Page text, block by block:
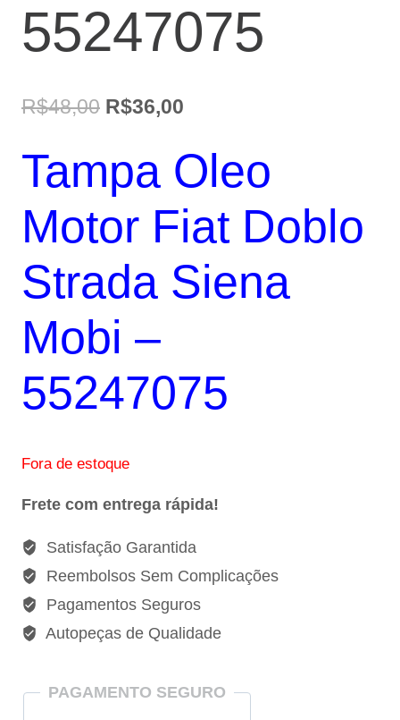
55247075
R$48,00 O
original
era:
R$48,00.
R$36,00
atual
R$36,00.
Tampa Oleo
Motor Fiat Doblo
Strada Siena
Mobi –
55247075
Fora de estoque
Frete com entrega rápida!
Satisfação Garantida
Reembolsos Sem Complicações
Pagamentos Seguros
Autopeças de Qualidade
PAGAMENTO SEGURO